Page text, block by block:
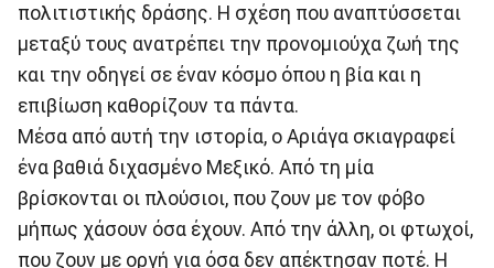
πολιτιστικής δράσης. Η σχέση που αναπτύσσεται
μεταξύ τους ανατρέπει την προνομιούχα ζωή της
και την οδηγεί σε έναν κόσμο όπου η βία και η
επιβίωση καθορίζουν τα πάντα.
Μέσα από αυτή την ιστορία, ο Αριάγα σκιαγραφεί
ένα βαθιά διχασμένο Μεξικό. Από τη μία
βρίσκονται οι πλούσιοι, που ζουν με τον φόβο
μήπως χάσουν όσα έχουν. Από την άλλη, οι φτωχοί,
που ζουν με οργή για όσα δεν απέκτησαν ποτέ. Η